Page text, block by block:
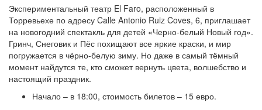
Экспериментальный театр El Faro, расположенный в
Торревьехе по адресу Calle Antonio Ruiz Coves, 6, приглашает
на новогодний спектакль для детей «Черно-белый Новый год».
Гринч, Снеговик и Пёс похищают все яркие краски, и мир
погружается в чёрно-белую зиму. Но даже в самый тёмный
момент найдутся те, кто сможет вернуть цвета, волшебство и
настоящий праздник.
Начало – в 18:00, стоимость билетов – 15 евро.